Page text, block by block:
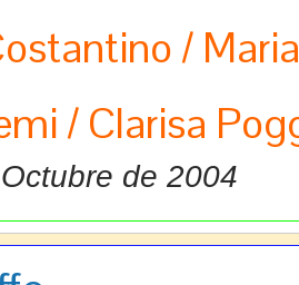
/
/ Clarisa
de 2004